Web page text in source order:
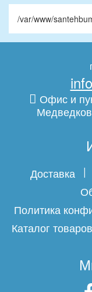
/var/www/
Офис и
Доставка
Политика
Каталог товаров